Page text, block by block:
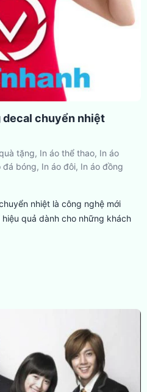
decal chuyển nhiệt
tặng, In áo thể thao, In áo
đá bóng, In áo đôi, In áo đồng
nhiệt là công nghệ mới
quả dành cho những khách